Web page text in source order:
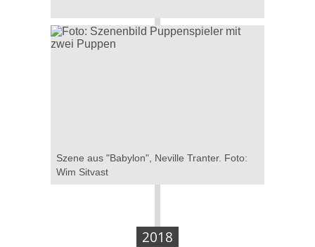
Szene aus "Babylon", Neville Tranter. Foto:
Wim Sitvast
2018